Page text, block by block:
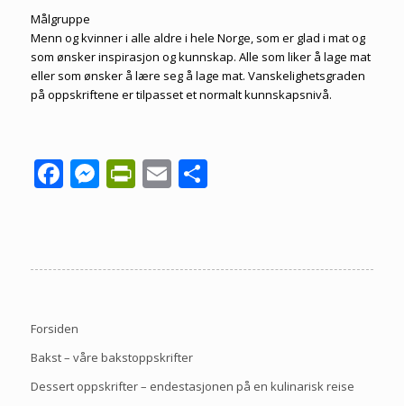
Målgruppe
Menn og kvinner i alle aldre i hele Norge, som er glad i mat og
som ønsker inspirasjon og kunnskap. Alle som liker å lage mat
eller som ønsker å lære seg å lage mat. Vanskelighetsgraden
på oppskriftene er tilpasset et normalt kunnskapsnivå.
Facebook
Messenger
PrintFriendly
EmailShare
Forsiden
Bakst – våre bakstoppskrifter
Dessert oppskrifter – endestasjonen på en kulinarisk reise